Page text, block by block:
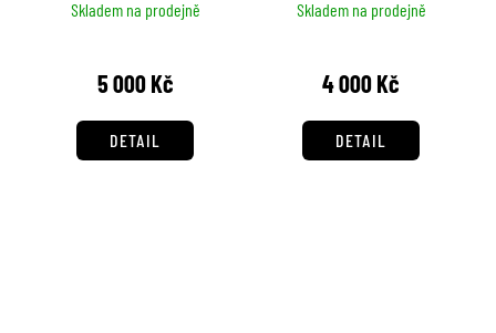
Skladem na prodejně
5 000 Kč
DETAIL
Skladem na prodejně
4 000 Kč
DETAIL